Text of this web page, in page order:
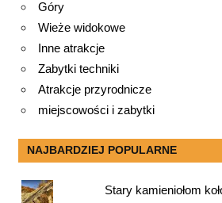
Góry
Wieże widokowe
Inne atrakcje
Zabytki techniki
Atrakcje przyrodnicze
miejscowości i zabytki
NAJBARDZIEJ POPULARNE
Stary kamieniołom